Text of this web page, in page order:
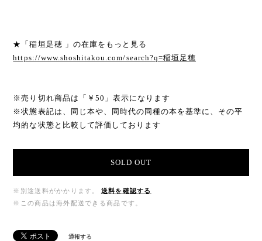
★「稲垣足穂 」の在庫をもっと見る
https://www.shoshitakou.com/search?q=稲垣足穂
※売り切れ商品は「￥50」表示になります
※状態表記は、同じ本や、同時代の同種の本を基準に、その平
均的な状態と比較して評価しております
SOLD OUT
※別途送料がかかります。
送料を確認する
※この商品は海外配送できる商品です。
通報する